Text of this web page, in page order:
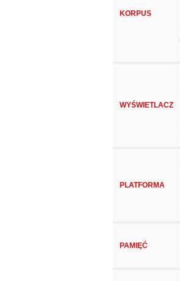
KORPUS
WYŚWIETLACZ
PLATFORMA
PAMIĘĆ